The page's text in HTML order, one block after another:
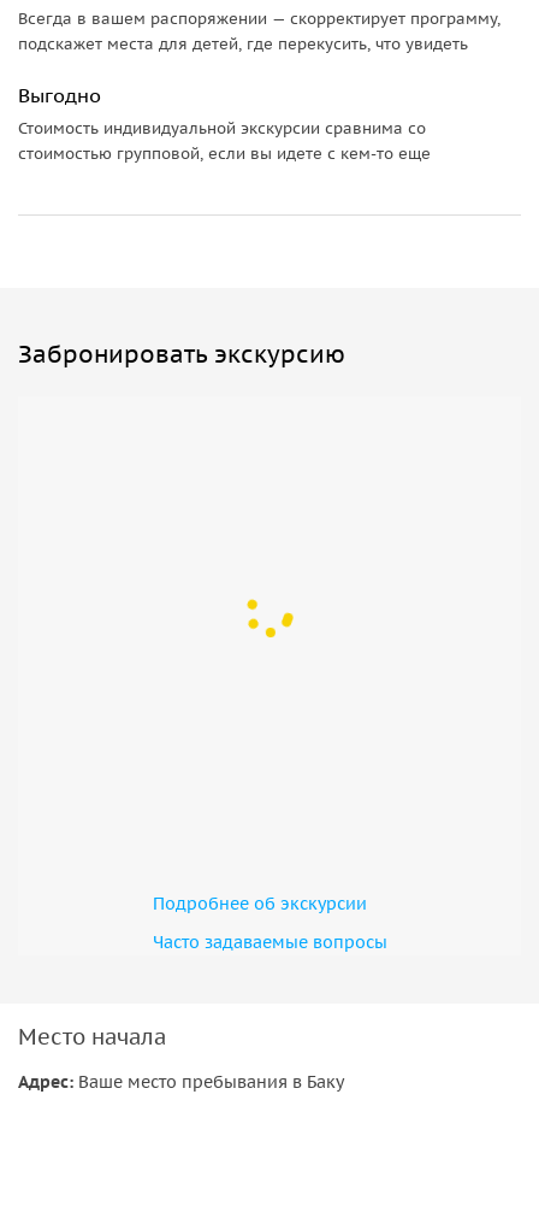
Каждый день, после приятной прогулки мы будем с вами
заходить в один из наших ресторанчиков, где я вам
придерживались наши долгожители.
Всегда в вашем распоряжении — скорректирует программу,
подскажет места для детей, где перекусить, что увидеть
Выгодно
Стоимость индивидуальной экскурсии сравнима со
стоимостью групповой, если вы идете с кем-то еще
Забронировать экскурсию
Подробнее об экскурсии
Часто задаваемые вопросы
Место начала
Адрес: Ваше место пребывания в Баку